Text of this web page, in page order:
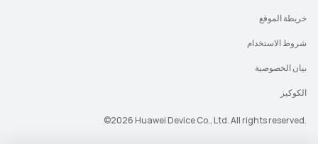
‎©2026 Huawei Device Co., Ltd. All rights reserved.‎
خريطة الموقع
شروط الاستخدام
بيان الخصوصية
الكوكيز